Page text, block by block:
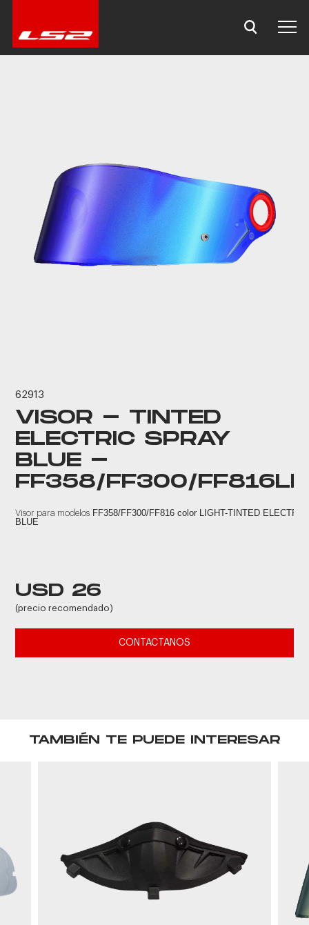
62913
VISOR - TINTED
ELECTRIC SPRAY
BLUE -
FF358/FF300/
Visor para modelos FF358/FF300/FF816 color LIGHT-TINTED
BLUE
USD 26
(precio recomendado)
CONTACTANOS
TAMBIÉN TE PUEDE INTERESAR